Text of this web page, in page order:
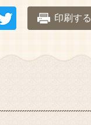
印刷する